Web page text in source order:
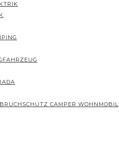
CAMPER WOHNMOBIL